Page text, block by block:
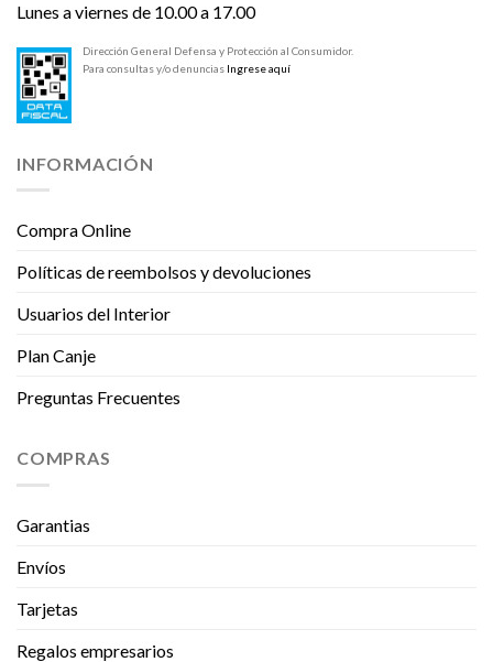
Lunes a viernes de 10.00 a 17.00
Dirección General Defensa y Protección al Consumidor.
Para consultas y/o denuncias Ingrese aquí
INFORMACIÓN
Compra Online
Políticas de reembolsos y devoluciones
Usuarios del Interior
Plan Canje
Preguntas Frecuentes
COMPRAS
Garantias
Envíos
Tarjetas
Regalos empresarios